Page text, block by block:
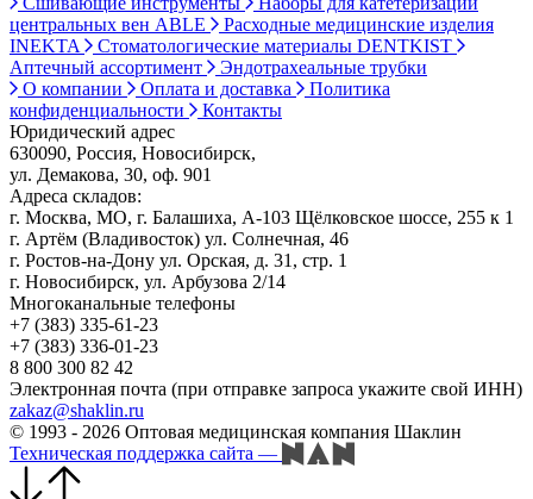
центральных вен ABLE
Расходные медицинские изделия
INEKTA
Стоматологические материалы DENTKIST
Аптечный ассортимент
Эндотрахеальные трубки
О компании
Оплата и доставка
Политика
конфиденциальности
Контакты
Юридический адрес
630090, Россия, Новосибирск,
ул. Демакова, 30, оф. 901
Адреса складов:
г. Москва, МО, г. Балашиха, А-103 Щёлковское шоссе, 255 к 1
г. Артём (Владивосток) ул. Солнечная, 46
г. Ростов-на-Дону ул. Орская, д. 31, стр. 1
г. Новосибирск, ул. Арбузова 2/14
Многоканальные телефоны
+7 (383) 335-61-23
+7 (383) 336-01-23
8 800 300 82 42
Электронная почта (при отправке запроса укажите свой ИНН)
zakaz@shaklin.ru
© 1993 - 2026 Оптовая медицинская компания Шаклин
Техническая поддержка сайта —